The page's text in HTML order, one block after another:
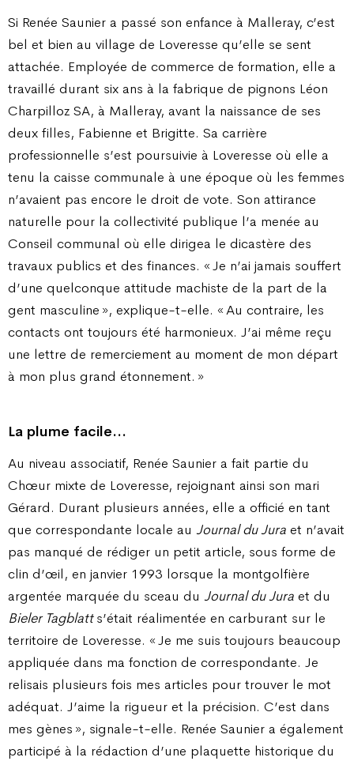
Si Renée Saunier a passé son enfance à Malleray, c’est
bel et bien au village de Loveresse qu’elle se sent
attachée. Employée de commerce de formation, elle a
travaillé durant six ans à la fabrique de pignons Léon
Charpilloz SA, à Malleray, avant la naissance de ses
deux filles, Fabienne et Brigitte. Sa carrière
professionnelle s’est poursuivie à Loveresse où elle a
tenu la caisse communale à une époque où les femmes
n’avaient pas encore le droit de vote. Son attirance
naturelle pour la collectivité publique l’a menée au
Conseil communal où elle dirigea le dicastère des
travaux publics et des finances. « Je n’ai jamais souffert
d’une quelconque attitude machiste de la part de la
gent masculine », explique-t-elle. « Au contraire, les
contacts ont toujours été harmonieux. J’ai même reçu
une lettre de remerciement au moment de mon départ
à mon plus grand étonnement. »
La plume facile…
Au niveau associatif, Renée Saunier a fait partie du
Chœur mixte de Loveresse, rejoignant ainsi son mari
Gérard. Durant plusieurs années, elle a officié en tant
que correspondante locale au Journal du Jura et n’avait
pas manqué de rédiger un petit article, sous forme de
clin d’œil, en janvier 1993 lorsque la montgolfière
argentée marquée du sceau du Journal du Jura et du
Bieler Tagblatts’était réalimentée en carburant sur le
territoire de Loveresse. « Je me suis toujours beaucoup
appliquée dans ma fonction de correspondante. Je
relisais plusieurs fois mes articles pour trouver le mot
adéquat. J’aime la rigueur et la précision. C’est dans
mes gènes », signale-t-elle. Renée Saunier a également
participé à la rédaction d’une plaquette historique du